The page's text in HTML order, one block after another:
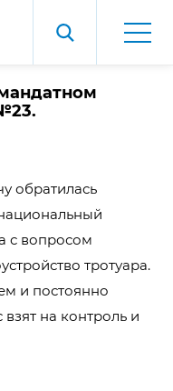
обратилась
с вопросом
тротуара.
и постоянно
на контроль и